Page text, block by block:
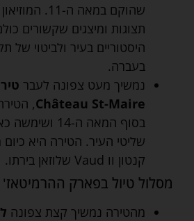
שהוקם במאה ה-
תצוגות ומיצגים שקשורים
היסטוריים בעיר ולביטוי של
בעברה.
נמשיך מעט צפונה לעבר
Château St-Maire
,
בסוף המאה ה-14
שליטי העיר. הטירה היא
קנטון וו Vaud שלוזאן בירתו.
מסלול טיול בפארק ההרמיטאז'
מהטירה נמשיך קצת צפונה